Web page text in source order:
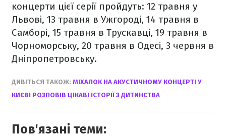
концерти цієї серії пройдуть: 12 травня у
Львові, 13 травня в Ужгороді, 14 травня в
Самборі, 15 травня в Трускавці, 19 травня в
Чорноморську, 20 травня в Одесі, 3 червня в
Дніпропетровську.
ДИВІТЬСЯ ТАКОЖ: МІХАЛОК НА АКУСТИЧНОМУ КОНЦЕРТІ У
КИЄВІ РОЗПОВІВ ЦІКАВІ ІСТОРІЇ З ДИТИНСТВА
Пов'язані теми: